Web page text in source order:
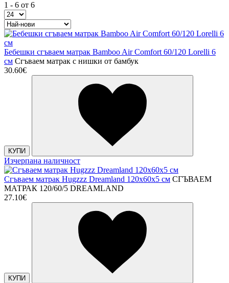
1 - 6 от 6
Бебешки сгъваем матрак Bamboo Air Comfort 60/120 Lorelli 6
см Сгъваем матрак с нишки от бамбук
30.60€
КУПИ
Изчерпана наличност
Сгъваем матрак Hugzzz Dreamland 120x60x5 см СГЪВАЕМ
МАТРАК 120/60/5 DREAMLAND
27.10€
КУПИ